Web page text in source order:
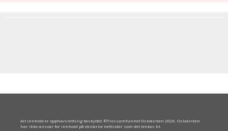
Alt innhold er opphavsrettslig beskyttet. ©Trossamfunnet Oslokirken 2026. Oslokirken
har ikke ansvar for innhold på eksterne nettsider som det lenkes til.